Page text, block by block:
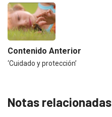
Contenido Anterior
‘Cuidado y protección’
Notas relacionadas